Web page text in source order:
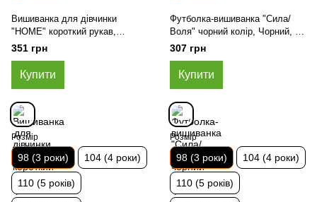
Вишиванка для дівчинки
"HOME" короткий рукав,
Жовто-блакитний, 98 (3 роки)
351 грн
Купити
Розмір
98 (3 роки) 104 (4 роки)
110 (5 років)
Футболка-вишиванка "Сила/
Воля" чорний колір, Чорний, 98
(3 роки)
307 грн
Купити
Розмір
98 (3 роки) 104 (4 роки)
110 (5 років)